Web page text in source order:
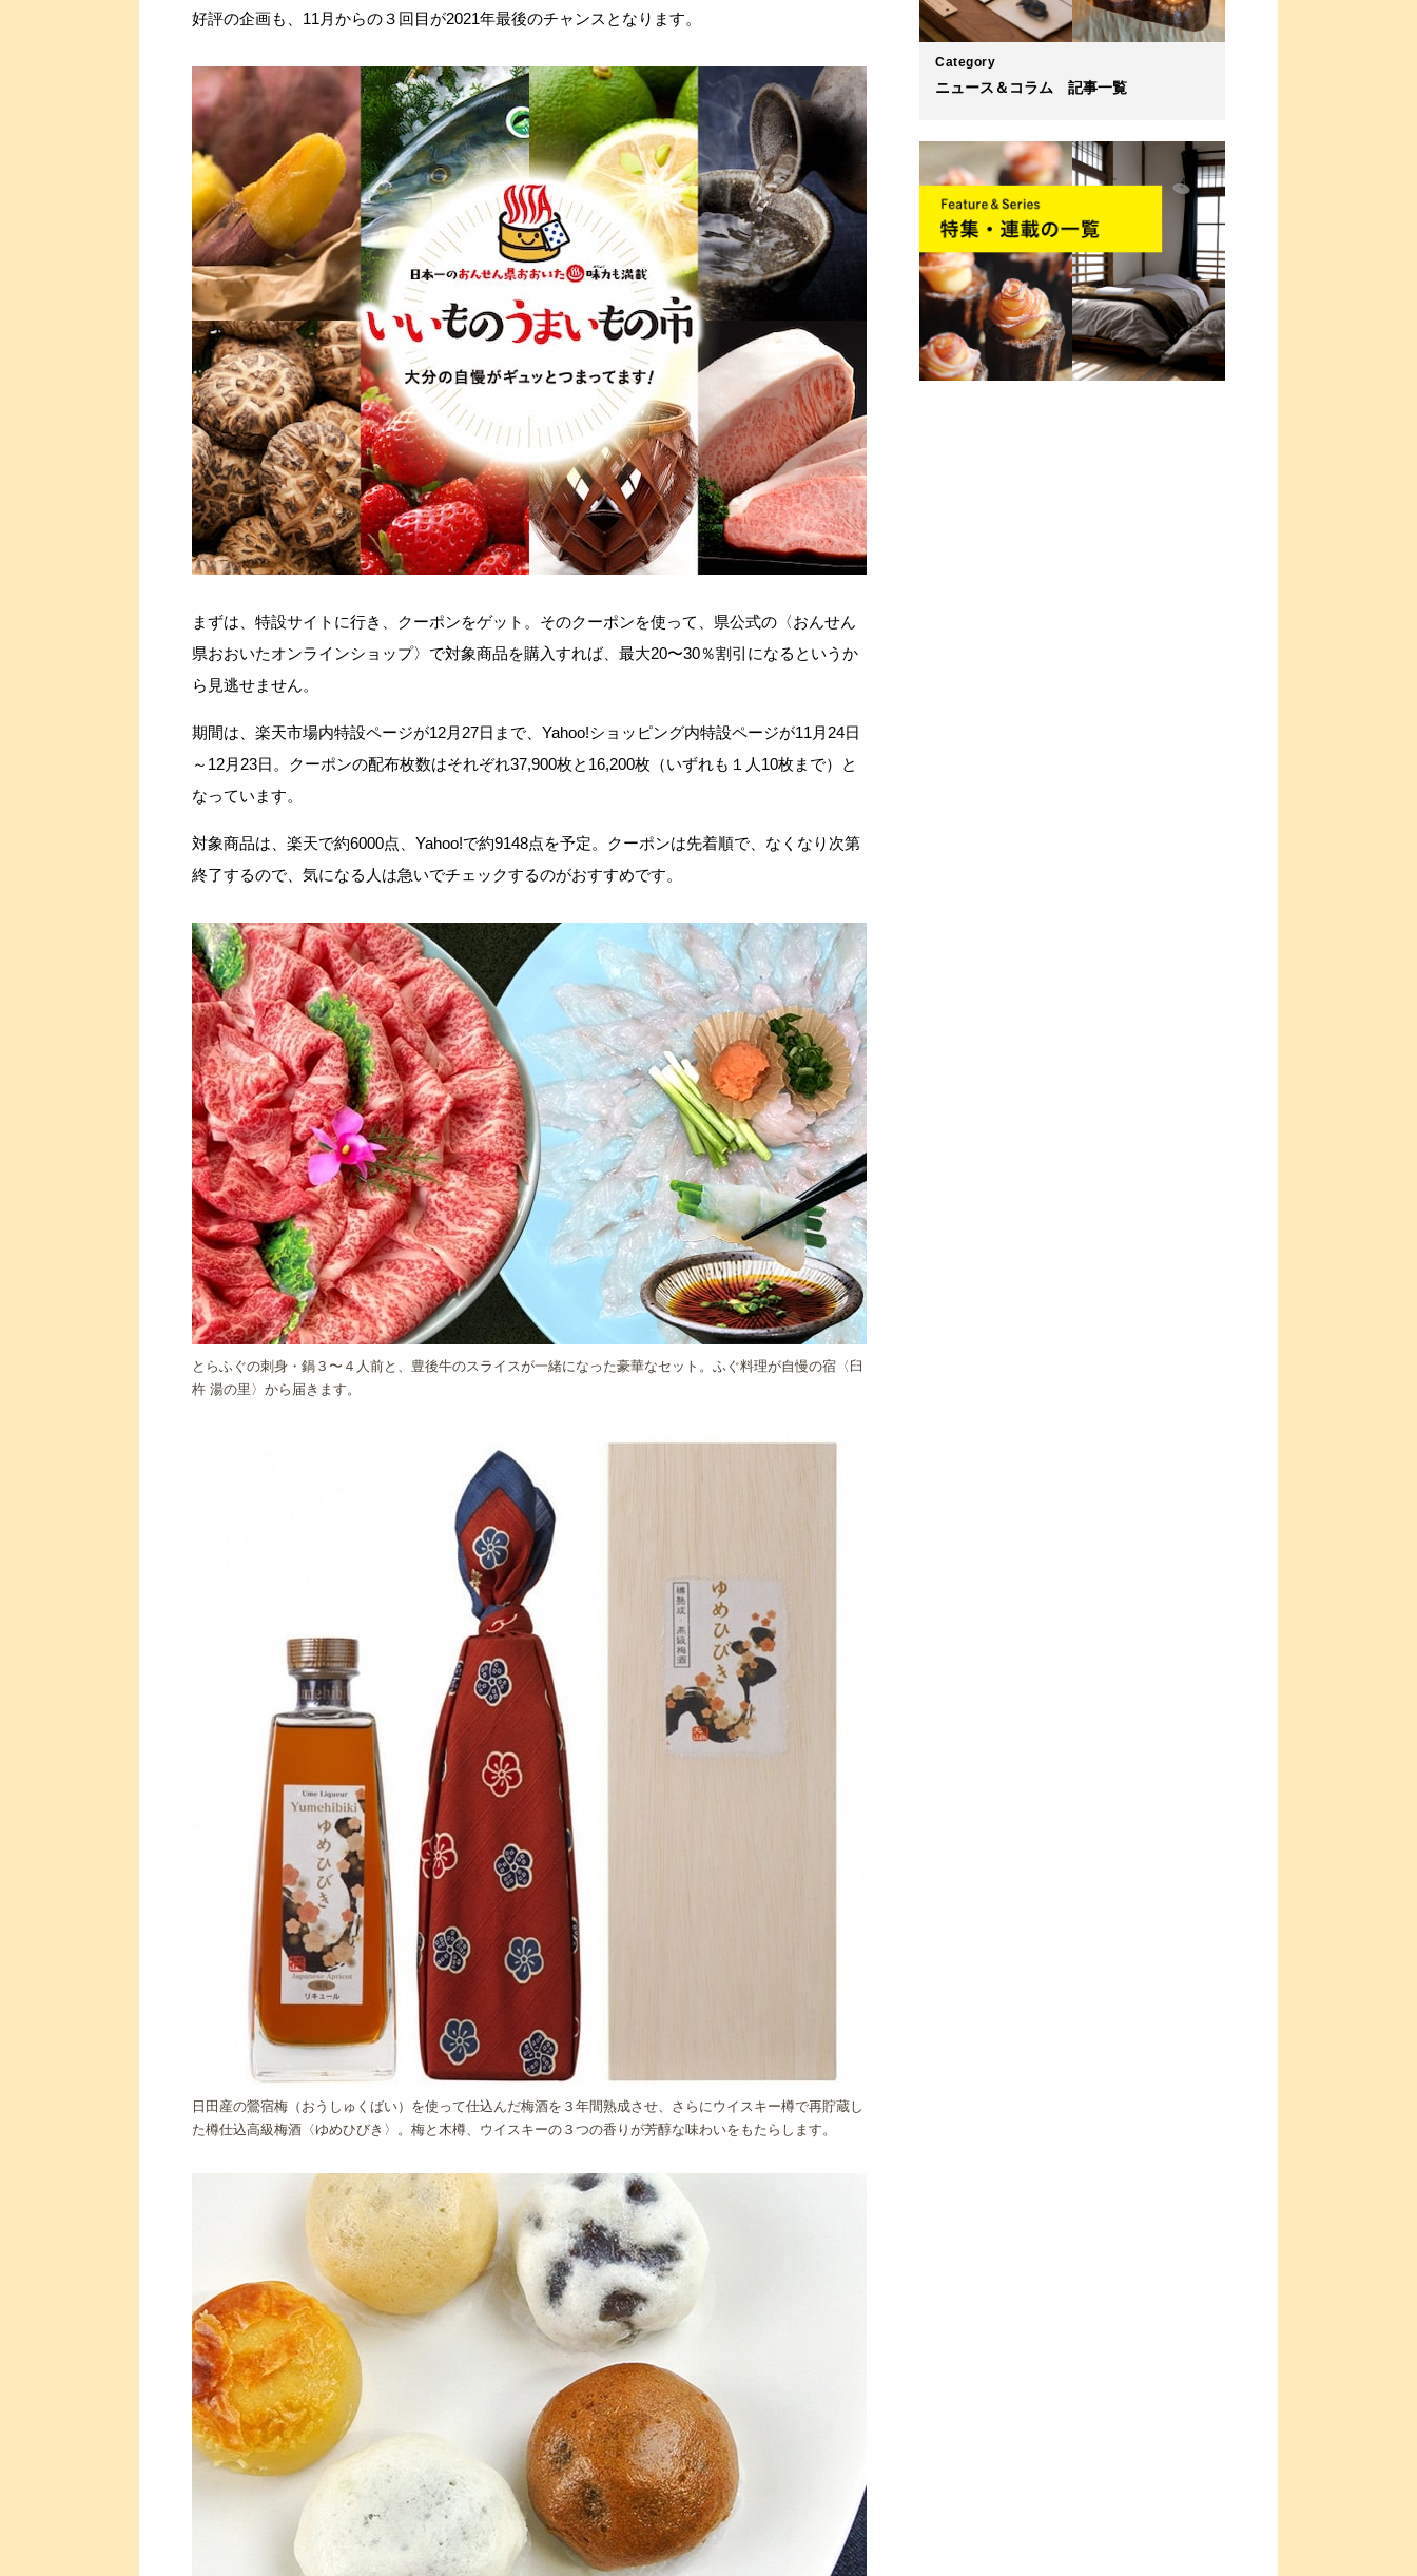
好評の企画も、11月からの３回目が2021年最後のチャンスとなります。
まずは、特設サイトに行き、クーポンをゲット。そのクーポンを使って、県公式の〈おんせん
県おおいたオンラインショップ〉で対象商品を購入すれば、最大20〜30％割引になるというか
ら見逃せません。
期間は、楽天市場内特設ページが12月27日まで、Yahoo!ショッピング内特設ページが11月24日
～12月23日。クーポンの配布枚数はそれぞれ37,900枚と16,200枚（いずれも１人10枚まで）と
なっています。
対象商品は、楽天で約6000点、Yahoo!で約9148点を予定。クーポンは先着順で、なくなり次第
終了するので、気になる人は急いでチェックするのがおすすめです。
とらふぐの刺身・鍋３〜４人前と、豊後牛のスライスが一緒になった豪華なセット。ふぐ料理が自慢の宿〈臼
杵 湯の里〉から届きます。
日田産の鶯宿梅（おうしゅくばい）を使って仕込んだ梅酒を３年間熟成させ、さらにウイスキー樽で再貯蔵し
た樽仕込高級梅酒〈ゆめひびき〉。梅と木樽、ウイスキーの３つの香りが芳醇な味わいをもたらします。
Category
ニュース＆コラム 記事一覧